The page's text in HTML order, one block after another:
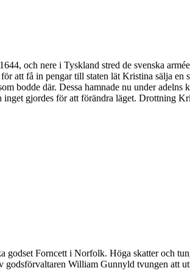
och nere i Tyskland stred de svenska
att få in pengar till staten lät Kristina sälja
bodde där. Dessa hamnade nu under
inget gjordes för att förändra läget.
godset Forncett i Norfolk. Höga skatter och
William Gunnyld tvungen att